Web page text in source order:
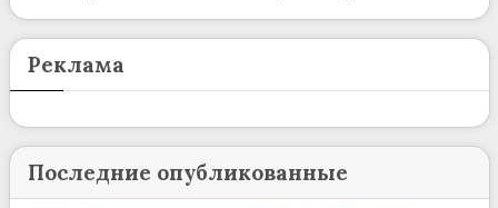
Реклама
Последние опубликованные